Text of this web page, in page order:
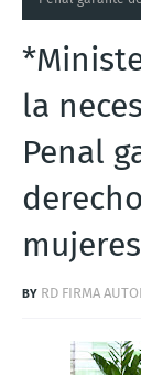
la
Penal
RD FIRMA